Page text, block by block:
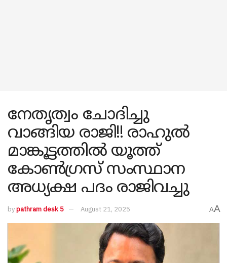
നേതൃത്വം ചോദിച്ചു
വാങ്ങിയ രാജി!! രാഹുൽ
മാങ്കൂട്ടത്തിൽ യൂത്ത്
കോൺഗ്രസ് സംസ്ഥാന
അധ്യക്ഷ പദം രാജിവച്ചു
bypathram desk 5 August 21, 2025 AA